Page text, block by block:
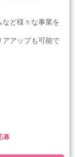
ど様々な事業を
アアップも可能で
募